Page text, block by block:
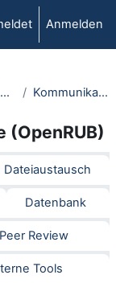
Anmelden
RUBeL Kommunikation
(OpenRUB)
Dateiaustausch
Datenbank
Peer Review
Tools